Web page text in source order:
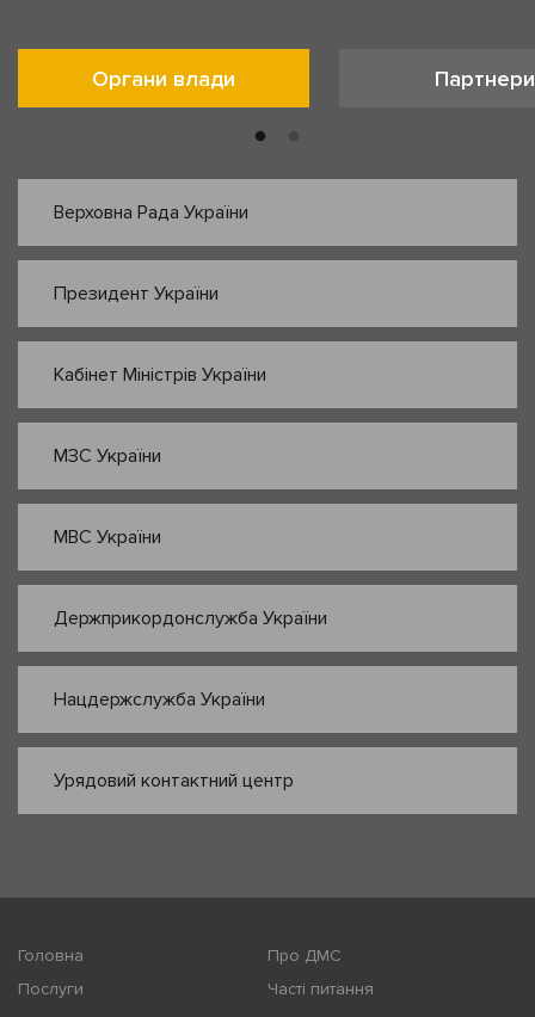
Органи влади Партнери
Верховна Рада України
Президент України
Кабінет Міністрів України
МЗС України
МВС України
Держприкордонслужба України
Нацдержслужба України
Урядовий контактний центр
Головна
Про ДМС
Послуги
Часті питання